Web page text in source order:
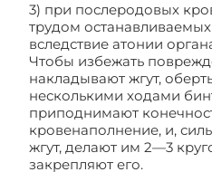
3) при послеродовых
трудом
вследствие атонии
Чтобы избежать
накладывают жгут,
несколькими ходами
приподнимают
кровенаполнение, и,
жгут, делают им 2—3
закрепляют его.